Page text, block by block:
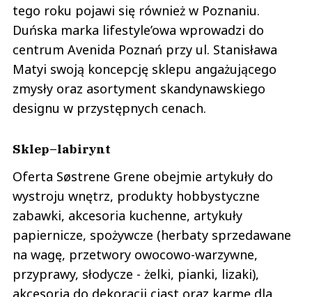
tego roku pojawi się również w Poznaniu.
Duńska marka lifestyle’owa wprowadzi do
centrum Avenida Poznań przy ul. Stanisława
Matyi swoją koncepcję sklepu angażującego
zmysły oraz asortyment skandynawskiego
designu w przystępnych cenach.
Sklep–labirynt
Oferta Søstrene Grene obejmie artykuły do
wystroju wnętrz, produkty hobbystyczne
zabawki, akcesoria kuchenne, artykuły
papiernicze, spożywcze (herbaty sprzedawane
na wagę, przetwory owocowo-warzywne,
przyprawy, słodycze - żelki, pianki, lizaki),
akcesoria do dekoracji ciast oraz karmę dla